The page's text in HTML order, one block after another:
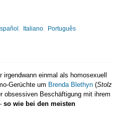
Italiano Português
einmal als homosexuell
Gerüchte um Brenda Blethyn (Stolz
obsessiven Beschäftigung mit ihrem
so wie bei den meisten